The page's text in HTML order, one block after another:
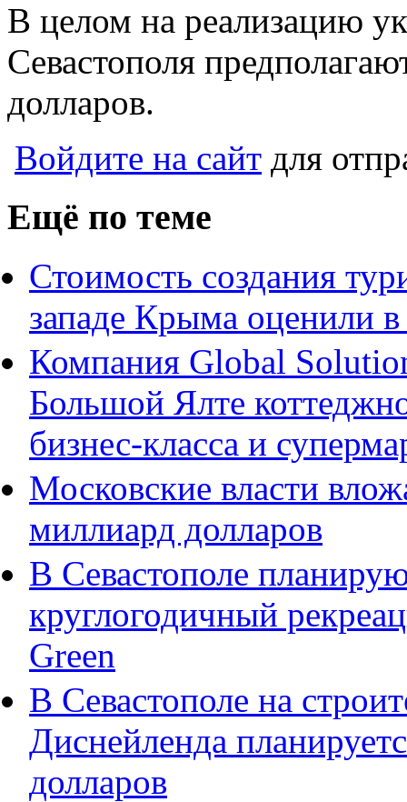
В целом на реализацию
Севастополя
долларов.
Войдите на сайт для
Ещё по теме
Стоимость создания
западе Крыма оценили
Компания Global
Большой Ялте
бизнес-класса и
Московские власти
миллиард долларов
В Севастополе
круглогодичный
Green
В Севастополе на
Диснейленда
долларов